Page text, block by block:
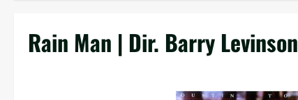
Rain Man | Dir. Barry Levinson